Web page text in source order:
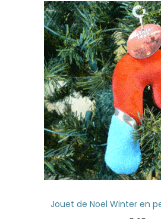
Jouet de Noel Winter en